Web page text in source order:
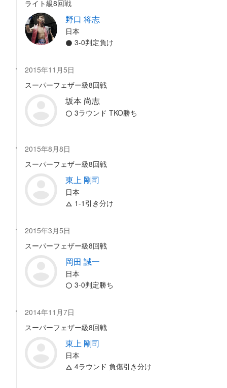
ライト級8回戦
野口 将志
日本
3-0判定負け
2015年11月5日
スーパーフェザー級8回戦
坂本 尚志
3ラウンド TKO勝ち
2015年8月8日
スーパーフェザー級8回戦
東上 剛司
日本
1-1引き分け
2015年3月5日
スーパーフェザー級8回戦
岡田 誠一
日本
3-0判定勝ち
2014年11月7日
スーパーフェザー級8回戦
東上 剛司
日本
4ラウンド 負傷引き分け